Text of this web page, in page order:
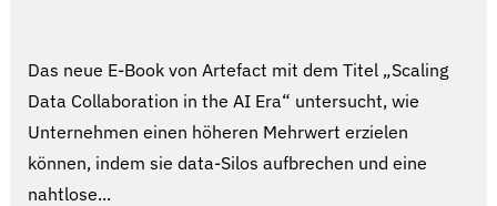
Das neue E-Book von Artefact mit dem Titel „Scaling
Data Collaboration in the AI Era“ untersucht, wie
Unternehmen einen höheren Mehrwert erzielen
können, indem sie data-Silos aufbrechen und eine
nahtlose...